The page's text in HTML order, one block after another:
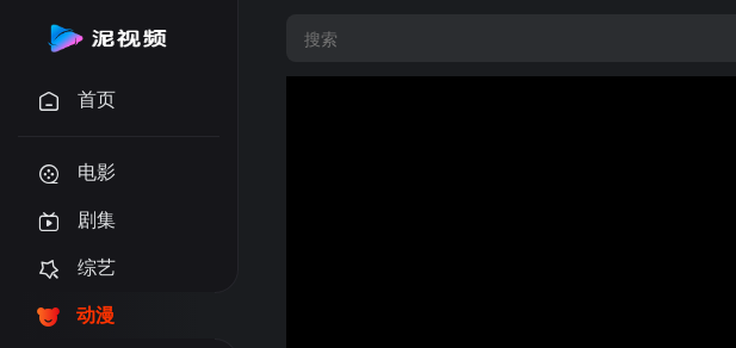
首页
电影
剧集
综艺
动漫